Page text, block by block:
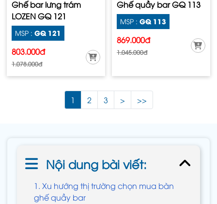
Ghế bar lưng trám
LOZEN GQ 121
MSP : GQ 121
803.000đ
1.078.000đ
Ghế quầy bar GQ 113
MSP : GQ 113
869.000đ
1.045.000đ
1 2 3 > >>
Nội dung bài viết:
1. Xu hướng thị trường chọn mua bàn
ghế quầy bar